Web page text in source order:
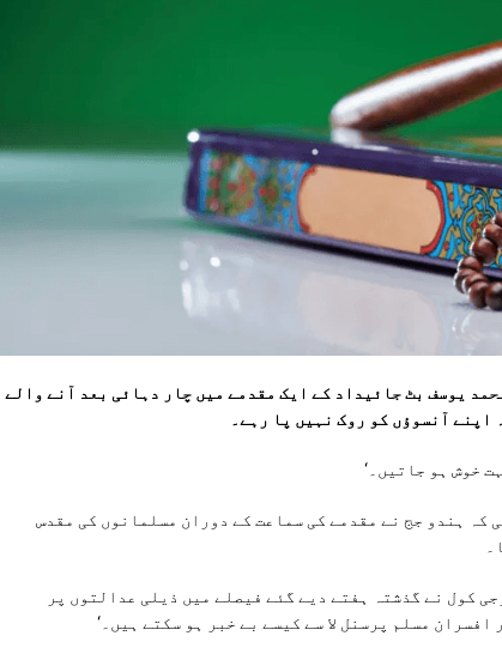
یوسف بٹ جائیداد کے ایک مقدمے میں چار دہائی بعد آنے والے
اپنے آنسوؤں کو روک نہیں پا رہے۔
خوش ہو جاتیں۔‘
کہ ہندو جج نے مقدمے کی سماعت کے دوران مسلمانوں کی مقدس
کول نے گذشتہ ہفتے دیے گئے فیصلے میں ذیلی عدالتوں پر
مسلم پرسنل لا سے کیسے بے خبر ہو سکتے ہیں۔‘